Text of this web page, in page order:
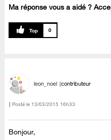
Ma réponse vous a aidé ?
0
leon_noel contributeur
Posté le ‎13/03/2015 16h33
Bonjour,